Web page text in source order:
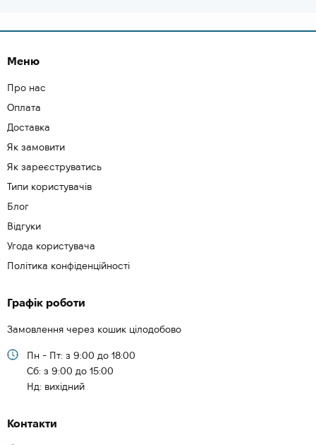
Меню
Про нас
Оплата
Доставка
Як замовити
Як зареєструватись
Типи користувачів
Блог
Відгуки
Угода користувача
Політика конфіденційності
Графік роботи
Замовлення через кошик цілодобово
Пн - Пт: з 9:00 до 18:00
Cб: з 9:00 до 15:00
Нд: вихідний
Контакти